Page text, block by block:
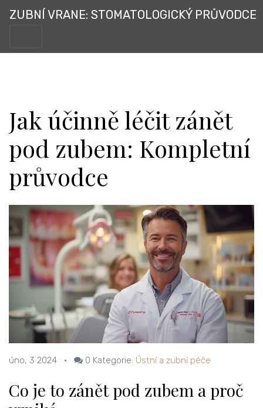
ZUBNÍ VRANE: STOMATOLOGICKÝ PRŮVODCE
Jak účinně léčit zánět
pod zubem: Kompletní
průvodce
úno, 3 2024 • 0 Kategorie: Ústní a zubní péče
Co je to zánět pod zubem a proč